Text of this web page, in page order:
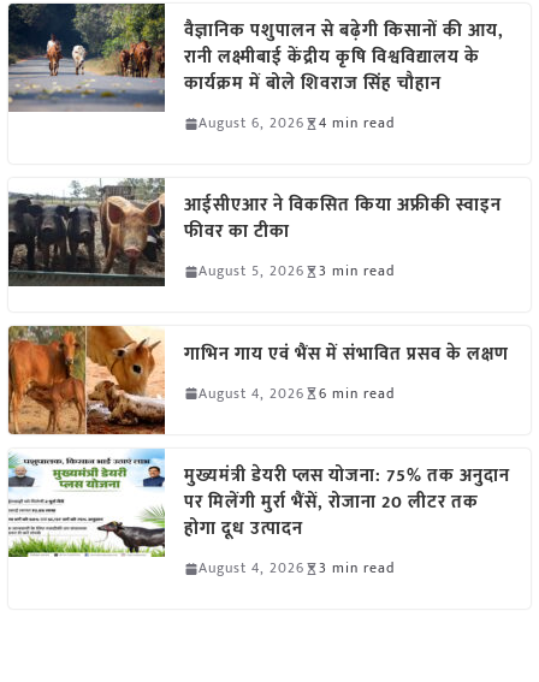
वैज्ञानिक पशुपालन से बढ़ेगी किसानों की आय,
रानी लक्ष्मीबाई केंद्रीय कृषि विश्वविद्यालय के
कार्यक्रम में बोले शिवराज सिंह चौहान
August 6, 2026 4 min read
आईसीएआर ने विकसित किया अफ्रीकी स्वाइन
फीवर का टीका
August 5, 2026 3 min read
गाभिन गाय एवं भैंस में संभावित प्रसव के लक्षण
August 4, 2026 6 min read
मुख्यमंत्री डेयरी प्लस योजना: 75% तक अनुदान
पर मिलेंगी मुर्रा भैंसें, रोजाना 20 लीटर तक
होगा दूध उत्पादन
August 4, 2026 3 min read